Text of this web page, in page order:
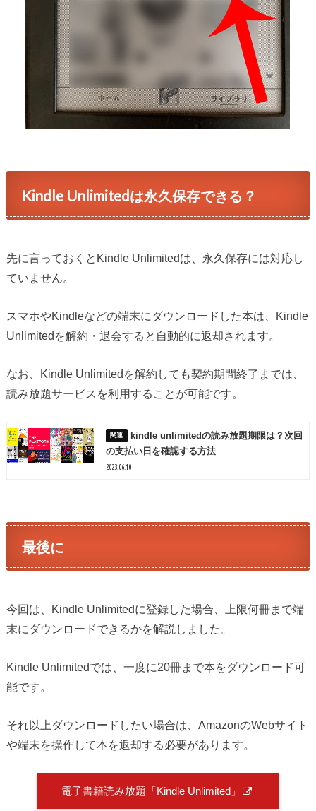
Kindle Unlimitedは永久保存できる？
先に言っておくとKindle Unlimitedは、永久保存には対応し
ていません。
スマホやKindleなどの端末にダウンロードした本は、Kindle
Unlimitedを解約・退会すると自動的に返却されます。
なお、Kindle Unlimitedを解約しても契約期間終了までは、
読み放題サービスを利用することが可能です。
kindle unlimitedの読み放題期限は？次回
の支払い日を確認する方法
2023.06.10
最後に
今回は、Kindle Unlimitedに登録した場合、上限何冊まで端
末にダウンロードできるかを解説しました。
Kindle Unlimitedでは、一度に20冊まで本をダウンロード可
能です。
それ以上ダウンロードしたい場合は、AmazonのWebサイト
や端末を操作して本を返却する必要があります。
電子書籍読み放題「Kindle Unlimited」